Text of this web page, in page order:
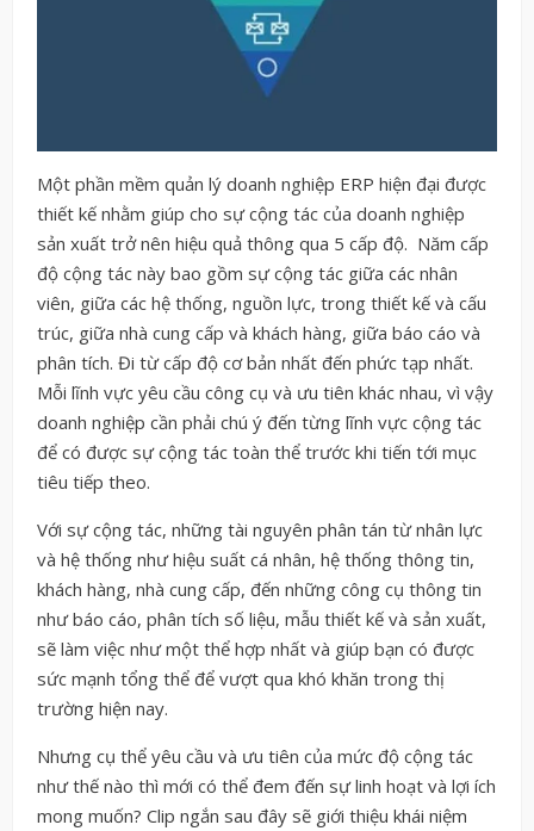
Một phần mềm quản lý doanh nghiệp ERP hiện đại được
thiết kế nhằm giúp cho sự cộng tác của doanh nghiệp
sản xuất trở nên hiệu quả thông qua 5 cấp độ. Năm cấp
độ cộng tác này bao gồm sự cộng tác giữa các nhân
viên, giữa các hệ thống, nguồn lực, trong thiết kế và cấu
trúc, giữa nhà cung cấp và khách hàng, giữa báo cáo và
phân tích. Đi từ cấp độ cơ bản nhất đến phức tạp nhất.
Mỗi lĩnh vực yêu cầu công cụ và ưu tiên khác nhau, vì vậy
doanh nghiệp cần phải chú ý đến từng lĩnh vực cộng tác
để có được sự cộng tác toàn thể trước khi tiến tới mục
tiêu tiếp theo.
Với sự cộng tác, những tài nguyên phân tán từ nhân lực
và hệ thống như hiệu suất cá nhân, hệ thống thông tin,
khách hàng, nhà cung cấp, đến những công cụ thông tin
như báo cáo, phân tích số liệu, mẫu thiết kế và sản xuất,
sẽ làm việc như một thể hợp nhất và giúp bạn có được
sức mạnh tổng thể để vượt qua khó khăn trong thị
trường hiện nay.
Nhưng cụ thể yêu cầu và ưu tiên của mức độ cộng tác
như thế nào thì mới có thể đem đến sự linh hoạt và lợi ích
mong muốn? Clip ngắn sau đây sẽ giới thiệu khái niệm